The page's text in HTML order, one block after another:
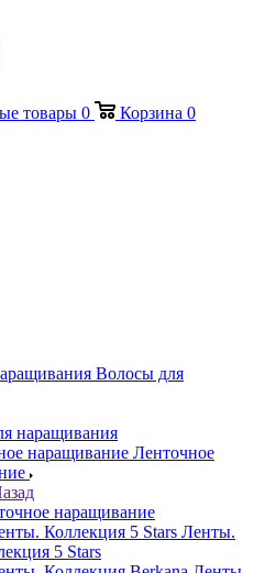
товары 0 Корзина 0
Волосы для
наращивания
Ленточное
наращивание
Ленты.
5 Stars